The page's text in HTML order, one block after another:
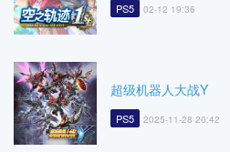
PS5 02-12 19:36
超级机器人大战Y
PS5 2025-11-28 20:42